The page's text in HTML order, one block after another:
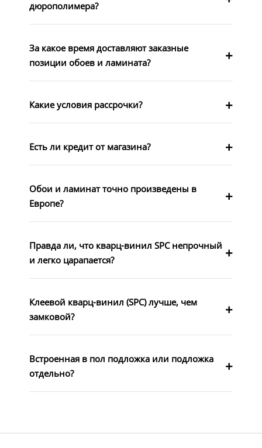
дюрополимера?
За какое время доставляют заказные
позиции обоев и ламината?
Какие условия рассрочки?
Есть ли кредит от магазина?
Обои и ламинат точно произведены в
Европе?
Правда ли, что кварц-винил SPC непрочный
и легко царапается?
Клеевой кварц-винил (SPC) лучше, чем
замковой?
Встроенная в пол подложка или подложка
отдельно?